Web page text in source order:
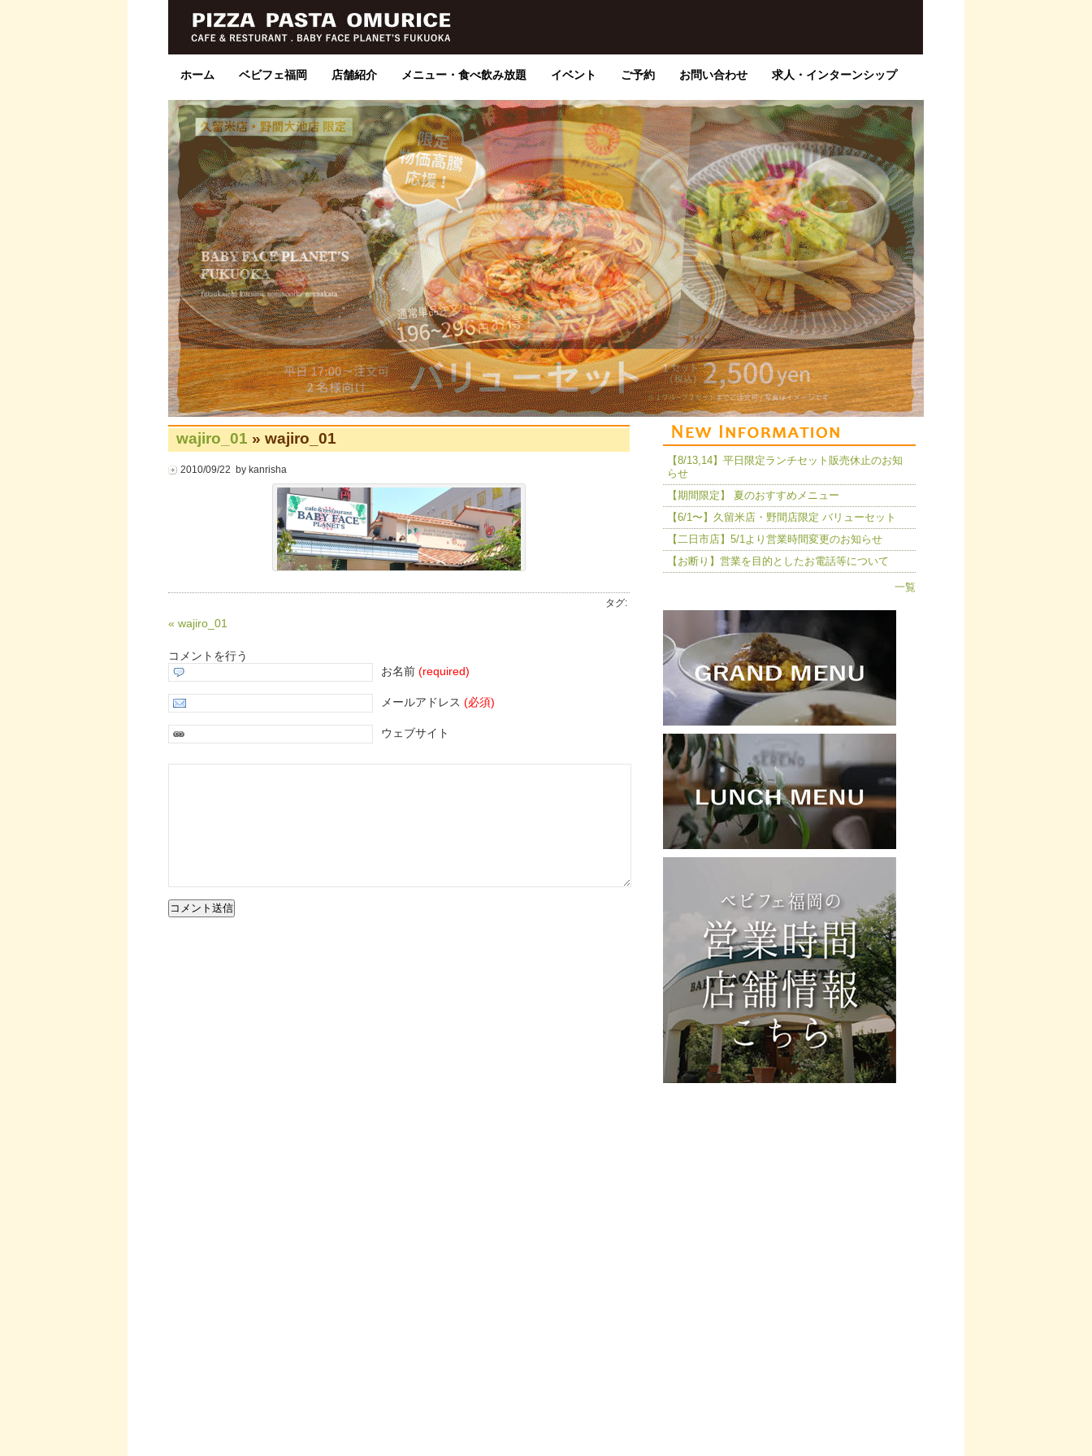
ホーム ベビフェ福岡 店舗紹介 メニュー・食べ飲み放題 イベント ご予約 お問い合わせ 求人・インターンシップ
wajiro_01 » wajiro_01
2010/09/22 by kanrisha
タグ:
« wajiro_01
コメントを行う
お名前 (required)
メールアドレス (必須)
ウェブサイト
【8/13,14】平日限定ランチセット販売休止のお知
らせ
【期間限定】 夏のおすすめメニュー
【6/1〜】久留米店・野間店限定 バリューセット
【二日市店】5/1より営業時間変更のお知らせ
【お断り】営業を目的としたお電話等について
一覧